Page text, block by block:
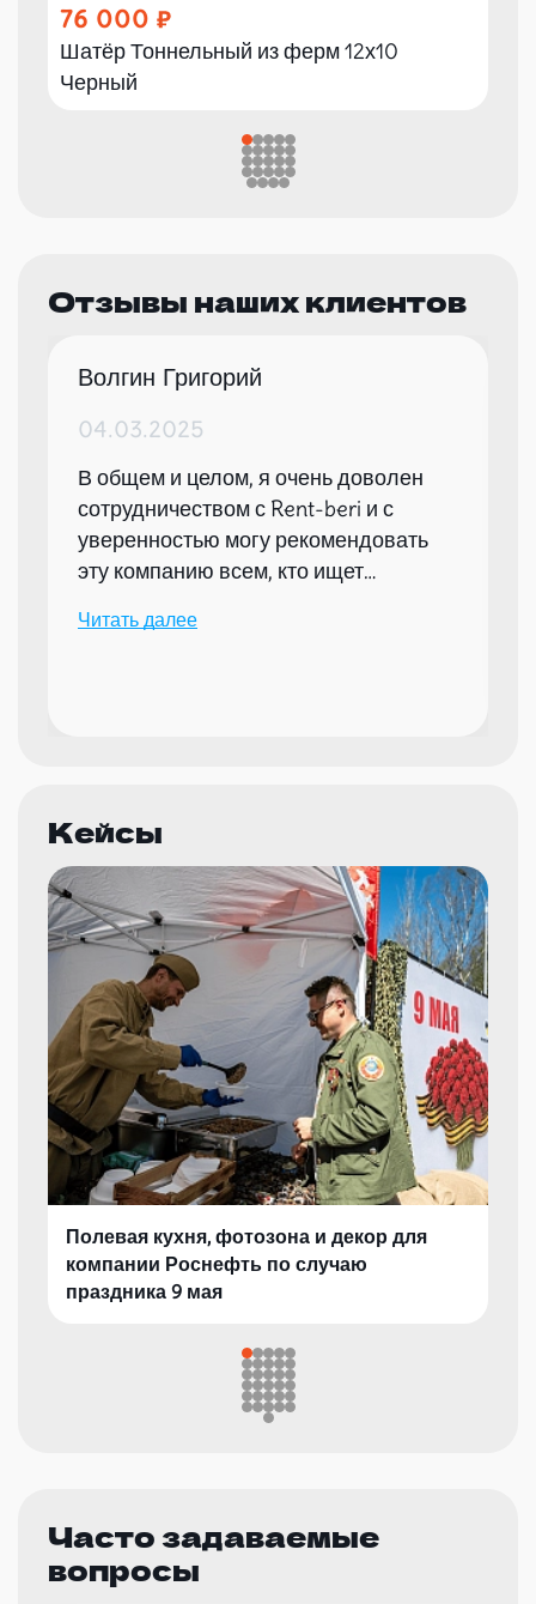
76 000
Шатёр Тоннельный из ферм 12х10
Черный
Отзывы наших клиентов
Волгин Григорий
04.03.2025
В общем и целом, я очень доволен
сотрудничеством с Rent-beri и с
уверенностью могу рекомендовать
эту компанию всем, кто ищет
мероприятий.
Читать далее
Кейсы
Полевая кухня, фотозона и декор для
компании Роснефть по случаю
праздника 9 мая
Часто задаваемые
вопросы